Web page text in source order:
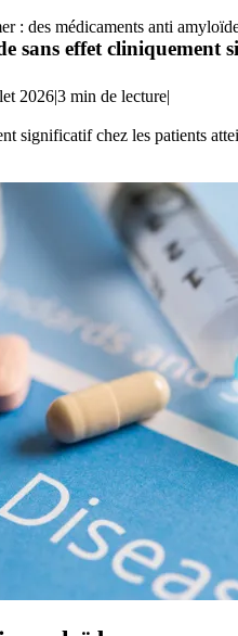
: des médicaments anti
sans effet cliniquement
2026|3 min de lecture|
significatif chez les patients